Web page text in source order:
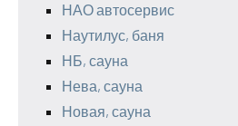
НАО автосервис
Наутилус, баня
НБ, сауна
Нева, сауна
Новая, сауна